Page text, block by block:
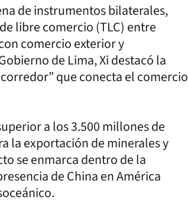
de instrumentos bilaterales,
libre comercio (TLC) entre
comercio exterior y
de Lima, Xi destacó la
que conecta el comercio
a los 3.500 millones de
la exportación de minerales y
se enmarca dentro de la
de China en América